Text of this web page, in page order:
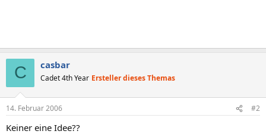
C casbar
Cadet 4th Year Ersteller dieses Themas
14. Februar 2006 #2
Keiner eine Idee??